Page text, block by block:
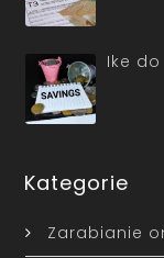
Ike
Kategorie
Zarabianie